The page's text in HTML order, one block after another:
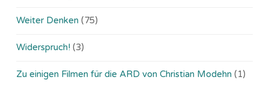
Weiter Denken (75)
Widerspruch! (3)
Zu einigen Filmen für die ARD von Christian Modehn (1)